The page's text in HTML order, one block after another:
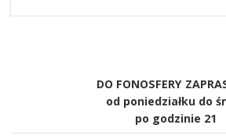
DO FONOSFERY
od poniedziałku do
po godzinie 21